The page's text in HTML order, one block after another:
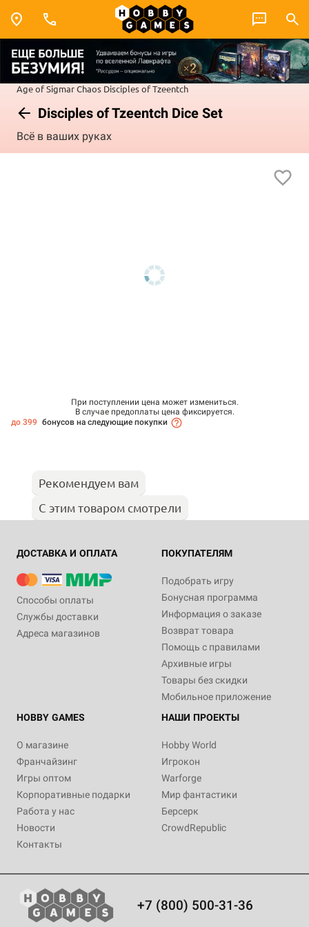
Age of SigmarChaos Disciples of Tzeentch
Disciples of Tzeentch Dice Set
Всё в ваших руках
При поступлении цена может измениться.
В случае предоплаты цена фиксируется.
до 399 бонусов на следующие покупки
Рекомендуем вам
С этим товаром смотрели
ДОСТАВКА И ОПЛАТА
Способы оплаты
Службы доставки
Адреса магазинов
ПОКУПАТЕЛЯМ
Подобрать игру
Бонусная программа
Информация о заказе
Возврат товара
Помощь с правилами
Архивные игры
Товары без скидки
Мобильное приложение
HOBBY GAMES
О магазине
Франчайзинг
Игры оптом
Корпоративные подарки
Работа у нас
Новости
Контакты
НАШИ ПРОЕКТЫ
Hobby World
Игрокон
Warforge
Мир фантастики
Берсерк
CrowdRepublic
+7 (800) 500-31-36